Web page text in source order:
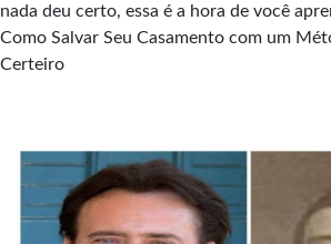
nada deu certo, essa é a hora de você
Como Salvar Seu Casamento com um
Certeiro